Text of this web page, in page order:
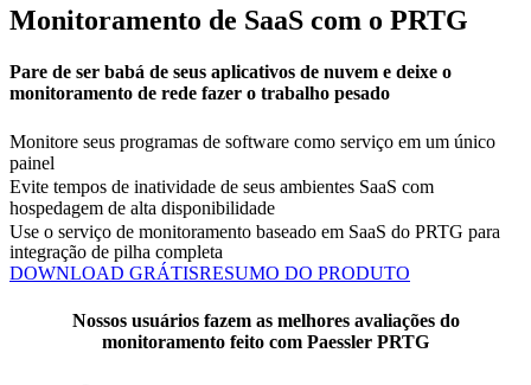
Monitoramento de SaaS com o PRTG
Pare de ser babá de seus aplicativos de nuvem e deixe o
monitoramento de rede fazer o trabalho pesado
Monitore seus programas de software como serviço em um único
painel
Evite tempos de inatividade de seus ambientes SaaS com
hospedagem de alta disponibilidade
Use o serviço de monitoramento baseado em SaaS do PRTG para
integração de pilha completa
DOWNLOAD GRÁTISRESUMO DO PRODUTO
Nossos usuários fazem as melhores avaliações do
monitoramento feito com Paessler PRTG